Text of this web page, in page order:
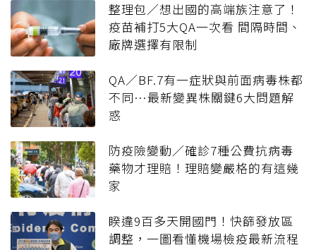
整理包／想出國的高端族注意了！
疫苗補打5大QA一次看 間隔時間、
廠牌選擇有限制
QA／BF.7有一症狀與前面病毒株都
不同…最新變異株關鍵6大問題解
惑
防疫險變動／確診7種公費抗病毒
藥物才理賠！理賠變嚴格的有這幾
家
睽違9百多天開國門！快篩發放區
調整，一圖看懂機場檢疫最新流程